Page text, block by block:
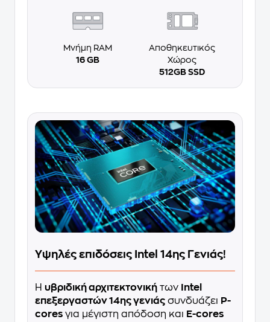
Μνήμη RAM
16 GB
Αποθηκευτικός
Χώρος
512GB SSD
Υψηλές επιδόσεις Intel 14ης Γενιάς!
Η υβριδική αρχιτεκτονική των
Intel
επεξεργαστών 14ης γενιάς συνδυάζει P-
cores για μέγιστη απόδοση και E-cores